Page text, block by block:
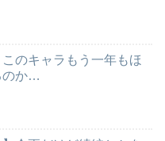
このキャラもう一年もほ
のか…